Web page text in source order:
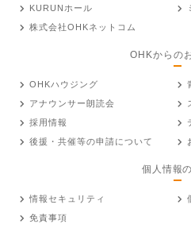
KURUNホール
株式会社OHKネットコム
OHKからの
OHKハウジング
アナウンサー朗読会
採用情報
後援・共催等の申請について
個人情報
情報セキュリティ
免責事項